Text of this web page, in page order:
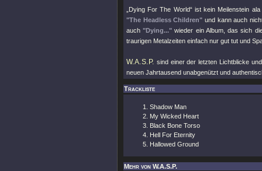
„Dying For The World“ ist kein Meilenstein ala
"The Headless Children" und kann auch
auch"Dying..." wieder ein Album, das sich
traurigen Metalzeiten einfach nur gut tut und
W.A.S.P. sind einer der letzten Lichtblicke
neuen Jahrtausend unabgenützt und
Trackliste
Shadow Man
My Wicked Heart
Black Bone Torso
Hell For Eternity
Hallowed Ground
Mehr von W.A.S.P.